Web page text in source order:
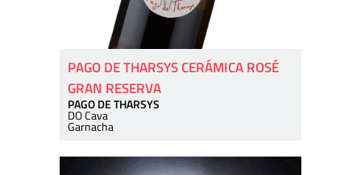
PAGO DE THARSYS CERÁMICA ROSÉ
GRAN RESERVA
PAGO DE THARSYS
DO Cava
Garnacha